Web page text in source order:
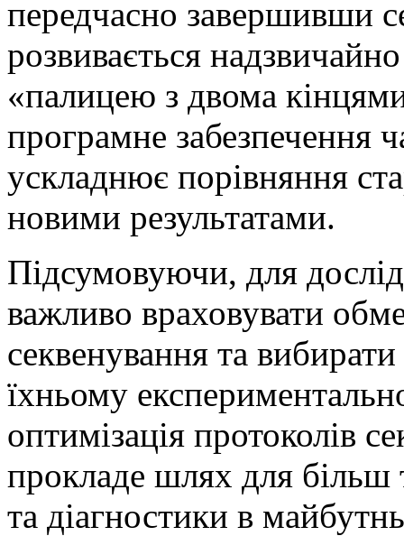
передчасно завершивши
розвивається
«палицею з двома
програмне забезпечення
ускладнює порівняння
новими результатами.
Підсумовуючи, для
важливо враховувати
секвенування та
їхньому
оптимізація протоколів
прокладе шлях для більш
та діагностики в